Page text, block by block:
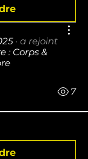
· a rejoint
: Corps &
7